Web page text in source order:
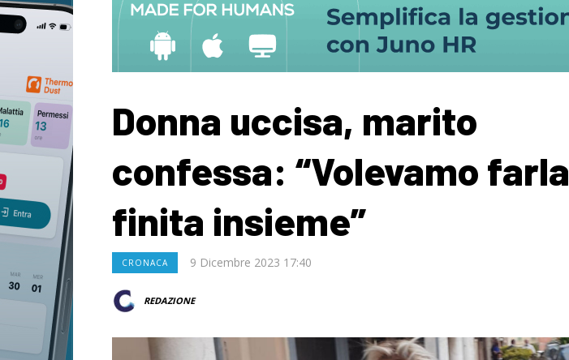
Donna uccisa, marito
confessa: “Volevamo farla
finita insieme”
CRONACA 9 Dicembre 2023 17:40
REDAZIONE